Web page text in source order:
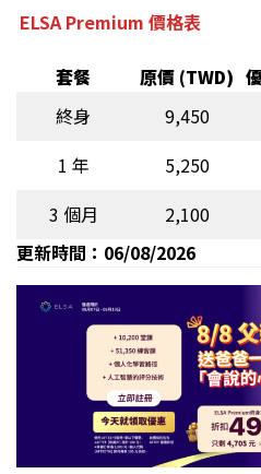
ELSA Premium 價格表
套餐 原價 (TWD)
終身
9,450
1 年
5,250
3 個月
2,100
更新時間：06/08/2026